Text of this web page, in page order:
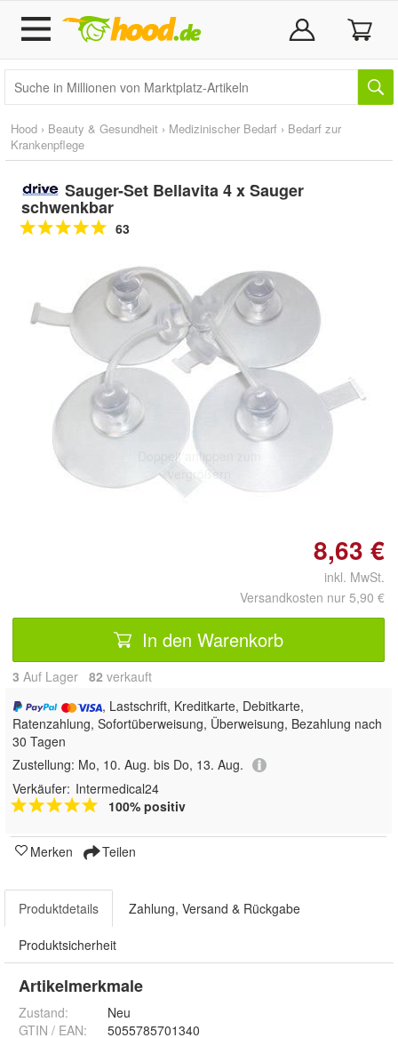
Hood › Beauty & Gesundheit › Medizinischer Bedarf › Bedarf zur
Krankenpflege
Sauger-Set Bellavita 4 x Sauger
schwenkbar
63
Doppelt antippen zum
vergrößern
8,63 €
inkl. MwSt.
Versandkosten nur 5,90 €
In den Warenkorb
3 Auf Lager 82 verkauft
, Lastschrift, Kreditkarte, Debitkarte,
Ratenzahlung, Sofortüberweisung, Überweisung, Bezahlung nach
30 Tagen
Zustellung: Mo, 10. Aug. bis Do, 13. Aug.
Verkäufer: Intermedical24
100% positiv
Merken Teilen
Produktdetails Zahlung, Versand & Rückgabe
Produktsicherheit
Artikelmerkmale
Zustand:
Neu
GTIN / EAN:
5055785701340